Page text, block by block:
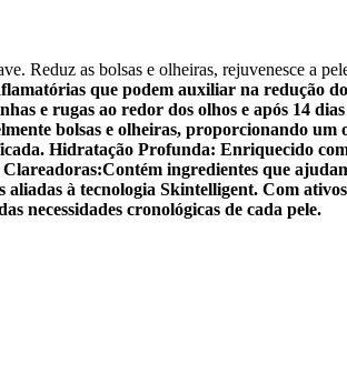
Reduz as bolsas e olheiras, rejuvenesce a
que podem auxiliar na redução
e rugas ao redor dos olhos e após 14
bolsas e olheiras, proporcionando um
Hidratação Profunda: Enriquecido
ingredientes que
à tecnologia Skintelligent. Com
necessidades cronológicas de cada pele.